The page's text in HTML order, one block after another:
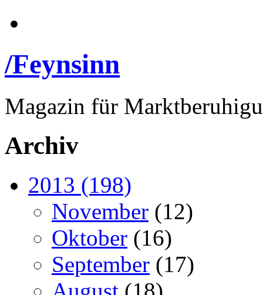
/Feynsinn
Magazin für
Archiv
2013 (198)
November (12)
Oktober (16)
September (17)